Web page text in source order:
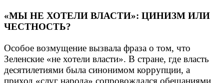
«МЫ НЕ ХОТЕЛИ ВЛАСТИ»: ЦИНИЗМ ИЛИ
ЧЕСТНОСТЬ?
Особое возмущение вызвала фраза о том, что
Зеленские «не хотели власти». В стране, где власть
десятилетиями была синонимом коррупции, а